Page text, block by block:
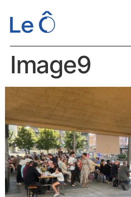
Image9